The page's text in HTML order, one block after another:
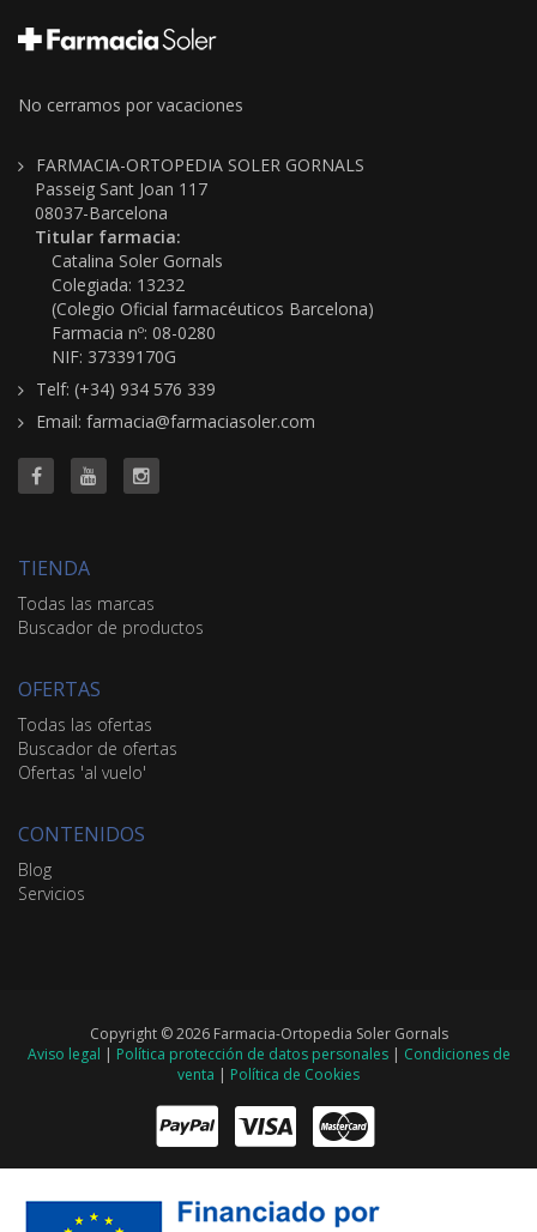
No cerramos por vacaciones
FARMACIA-ORTOPEDIA SOLER GORNALS
Passeig Sant Joan 117
08037-Barcelona
Titular farmacia:
Catalina Soler Gornals
Colegiada: 13232
(Colegio Oficial farmacéuticos Barcelona)
Farmacia nº: 08-0280
NIF: 37339170G
Telf: (+34) 934 576 339
Email: farmacia@farmaciasoler.com
TIENDA
Todas las marcas
Buscador de productos
OFERTAS
Todas las ofertas
Buscador de ofertas
Ofertas 'al vuelo'
CONTENIDOS
Blog
Servicios
Copyright © 2026 Farmacia-Ortopedia Soler Gornals
Aviso legal | Política protección de datos personales| Condiciones de
venta | Política de Cookies